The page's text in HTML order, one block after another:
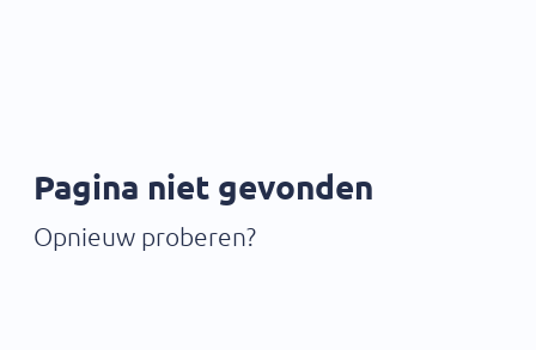
Pagina niet gevonden
Opnieuw proberen?